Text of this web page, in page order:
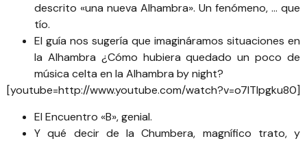
descrito «una nueva Alhambra». Un fenómeno, … que
tío.
El guía nos sugería que imagináramos situaciones en
la Alhambra ¿Cómo hubiera quedado un poco de
música celta en la Alhambra by night?
[youtube=http://www.youtube.com/watch?v=o7lTIpgku80]
El Encuentro «B», genial.
Y qué decir de la Chumbera, magnífico trato, y